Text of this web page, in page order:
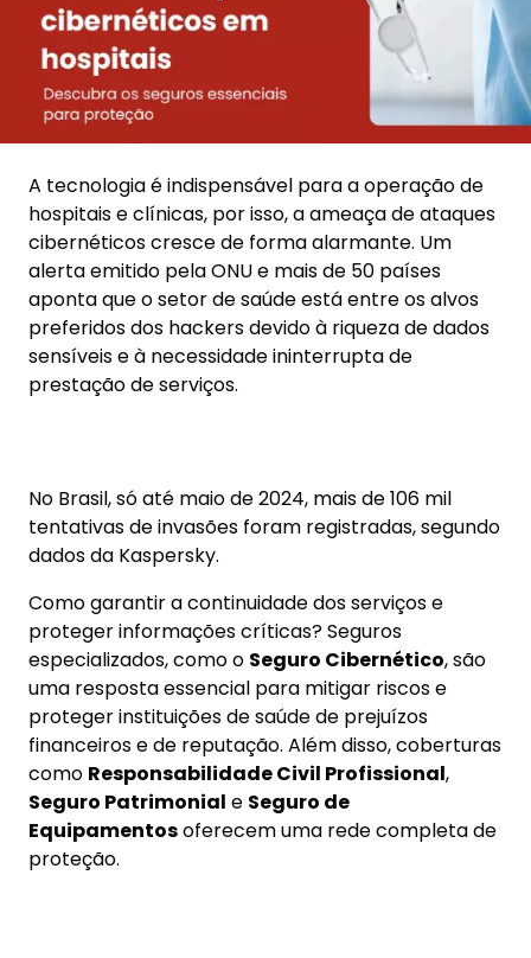
A tecnologia é indispensável para a operação de
hospitais e clínicas, por isso, a ameaça de ataques
cibernéticos cresce de forma alarmante. Um
alerta emitido pela ONU e mais de 50 países
aponta que o setor de saúde está entre os alvos
preferidos dos hackers devido à riqueza de dados
sensíveis e à necessidade ininterrupta de
prestação de serviços.
No Brasil, só até maio de 2024, mais de 106 mil
tentativas de invasões foram registradas, segundo
dados da Kaspersky.
Como garantir a continuidade dos serviços e
proteger informações críticas? Seguros
especializados, como o Seguro Cibernético, são
uma resposta essencial para mitigar riscos e
proteger instituições de saúde de prejuízos
financeiros e de reputação. Além disso, coberturas
como Responsabilidade Civil Profissional,
Seguro Patrimonial e Seguro de
Equipamentosoferecem uma rede completa de
proteção.